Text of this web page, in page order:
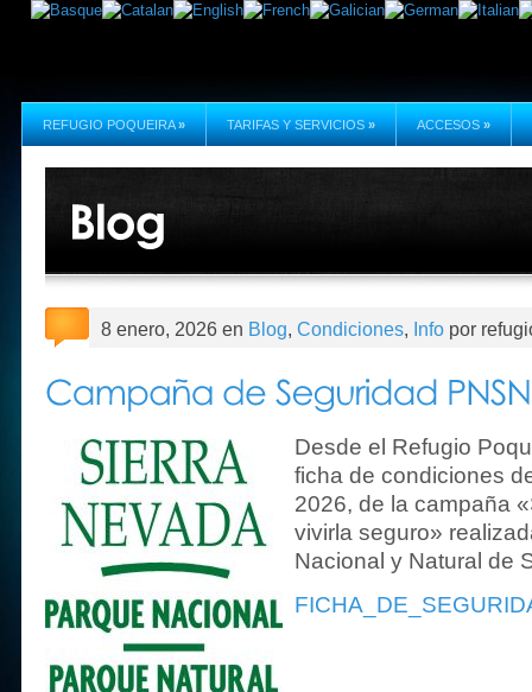
REFUGIO POQUEIRA » TARIFAS Y SERVICIOS » ACCESOS »
8 enero, 2026 en Blog, Condiciones, Info por
Desde el Refugio
ficha de condiciones
2026, de la campaña
vivirla seguro»
Nacional y Natural de